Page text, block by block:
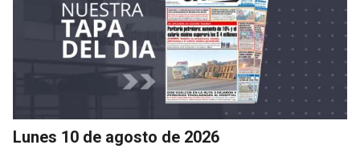
Lunes 10 de agosto de 2026